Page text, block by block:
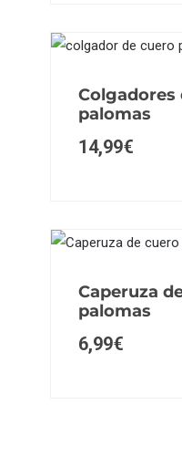
Colgadores
palomas
14,99€
Caperuza
palomas
6,99€